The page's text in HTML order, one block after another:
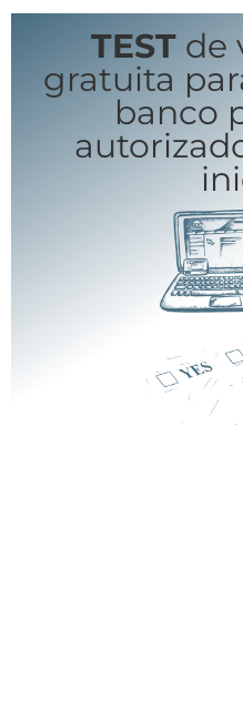
TEST de
gratuita
banco